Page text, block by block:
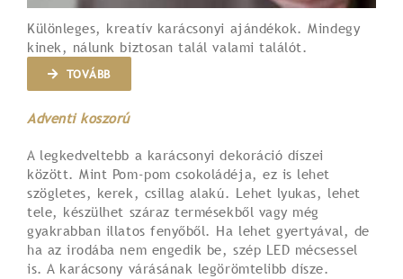
Különleges, kreatív karácsonyi ajándékok. Mindegy
kinek, nálunk biztosan talál valami találót.
TOVÁBB
Adventi koszorú
A legkedveltebb a karácsonyi dekoráció díszei
között. Mint Pom-pom csokoládéja, ez is lehet
szögletes, kerek, csillag alakú. Lehet lyukas, lehet
tele, készülhet száraz termésekből vagy még
gyakrabban illatos fenyőből. Ha lehet gyertyával, de
ha az irodába nem engedik be, szép LED mécsessel
is. A karácsony várásának legörömtelibb dísze.